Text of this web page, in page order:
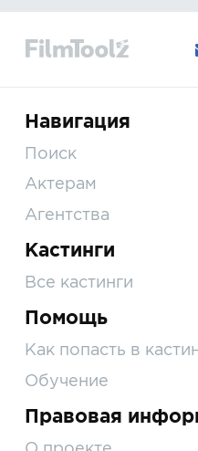
Навигация
Поиск
Актерам
Агентства
Кастинги
Все кастинги
Помощь
Как попасть в
Обучение
Правовая